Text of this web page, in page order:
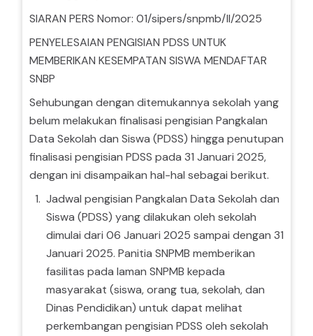
SIARAN PERS Nomor: 01/sipers/snpmb/II/2025
PENYELESAIAN PENGISIAN PDSS UNTUK
MEMBERIKAN KESEMPATAN SISWA MENDAFTAR
SNBP
Sehubungan dengan ditemukannya sekolah yang
belum melakukan finalisasi pengisian Pangkalan
Data Sekolah dan Siswa (PDSS) hingga penutupan
finalisasi pengisian PDSS pada 31 Januari 2025,
dengan ini disampaikan hal-hal sebagai berikut.
Jadwal pengisian Pangkalan Data Sekolah dan
Siswa (PDSS) yang dilakukan oleh sekolah
dimulai dari 06 Januari 2025 sampai dengan 31
Januari 2025. Panitia SNPMB memberikan
fasilitas pada laman SNPMB kepada
masyarakat (siswa, orang tua, sekolah, dan
Dinas Pendidikan) untuk dapat melihat
perkembangan pengisian PDSS oleh sekolah